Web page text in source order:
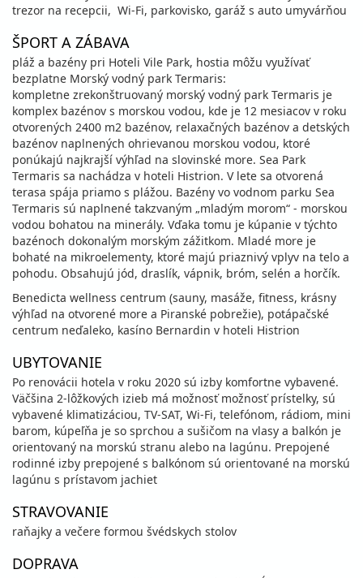
trezor na recepcii, Wi-Fi, parkovisko, garáž s auto umyvárňou
ŠPORT A ZÁBAVA
pláž a bazény pri Hoteli Vile Park, hostia môžu využívať
bezplatne Morský vodný park Termaris:
kompletne zrekonštruovaný morský vodný park Termaris je
komplex bazénov s morskou vodou, kde je 12 mesiacov v roku
otvorených 2400 m2 bazénov, relaxačných bazénov a detských
bazénov naplnených ohrievanou morskou vodou, ktoré
ponúkajú najkrajší výhľad na slovinské more. Sea Park
Termaris sa nachádza v hoteli Histrion. V lete sa otvorená
terasa spája priamo s plážou. Bazény vo vodnom parku Sea
Termaris sú naplnené takzvaným „mladým morom“ - morskou
vodou bohatou na minerály. Vďaka tomu je kúpanie v týchto
bazénoch dokonalým morským zážitkom. Mladé more je
bohaté na mikroelementy, ktoré majú priaznivý vplyv na telo a
pohodu. Obsahujú jód, draslík, vápnik, bróm, selén a horčík.
Benedicta wellness centrum (sauny, masáže, fitness, krásny
výhľad na otvorené more a Piranské pobrežie), potápačské
centrum neďaleko, kasíno Bernardin v hoteli Histrion
UBYTOVANIE
Po renovácii hotela v roku 2020 sú izby komfortne vybavené.
Väčšina 2-lôžkových izieb má možnosť možnosť prístelky, sú
vybavené klimatizáciou, TV-SAT, Wi-Fi, telefónom, rádiom, mini
barom, kúpeľňa je so sprchou a sušičom na vlasy a balkón je
orientovaný na morskú stranu alebo na lagúnu. Prepojené
rodinné izby prepojené s balkónom sú orientované na morskú
lagúnu s prístavom jachiet
STRAVOVANIE
raňajky a večere formou švédskych stolov
DOPRAVA